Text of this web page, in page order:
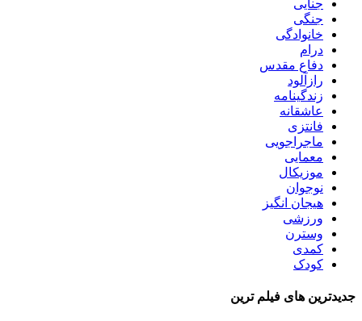
جنایی
جنگی
خانوادگی
درام
دفاع مقدس
رازآلود
زندگینامه
عاشقانه
فانتزی
ماجراجویی
معمایی
موزیکال
نوجوان
هیجان انگیز
ورزشی
وسترن
کمدی
کودک
جدیدترین های فیلم ترین